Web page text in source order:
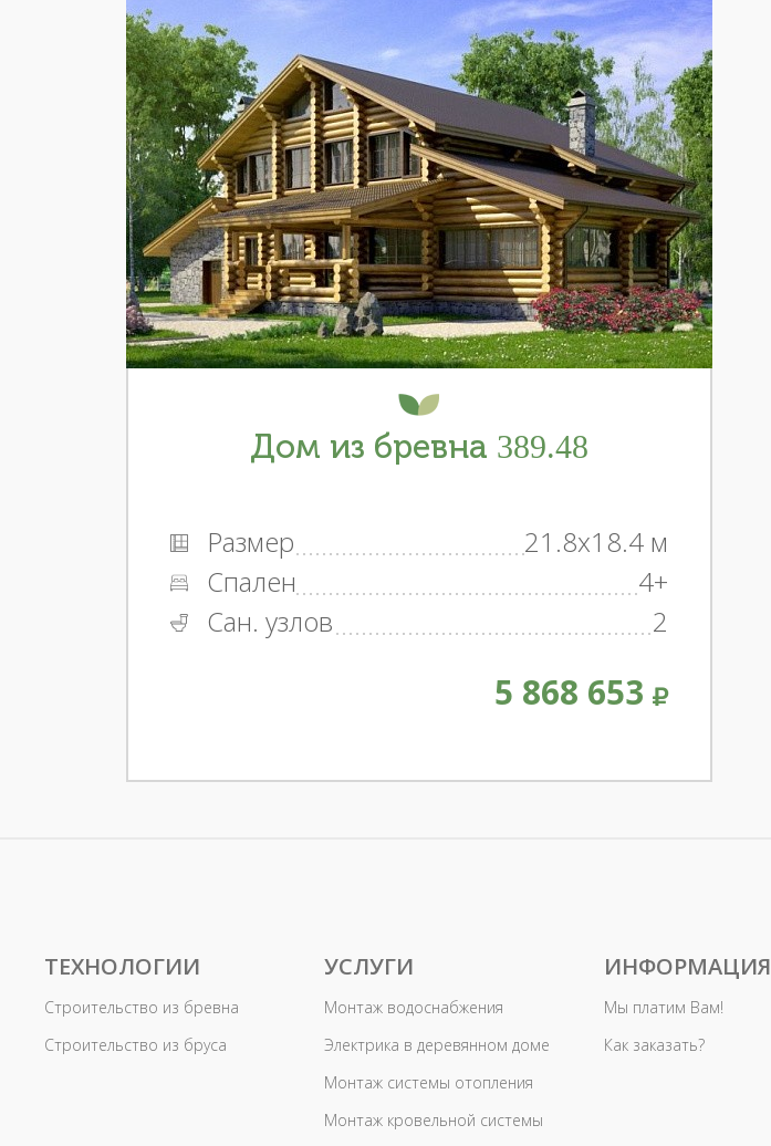
Дом из бревна 389.48
Размер
21.8x18.4 м
Спален
4+
Сан. узлов
2
5 868 653
ТЕХНОЛОГИИ
Строительство из бревна
Строительство из бруса
УСЛУГИ
Монтаж водоснабжения
Электрика в деревянном доме
Монтаж системы отопления
Монтаж кровельной системы
ИНФОРМАЦИЯ
Мы платим Вам!
Как заказать?